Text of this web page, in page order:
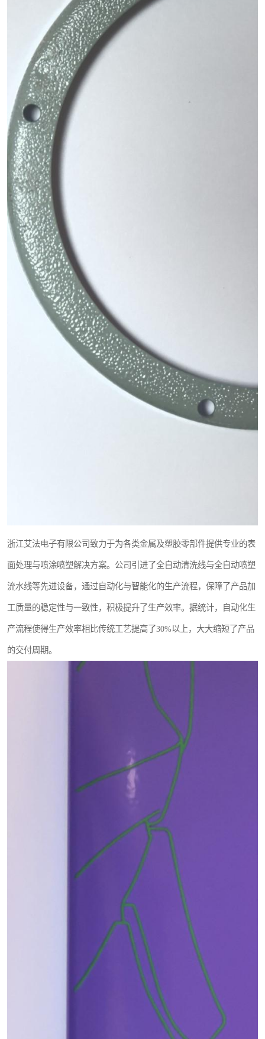
浙江艾法电子有限公司致力于为各类金属及塑胶零部件提供专业的表
面处理与喷涂喷塑解决方案。公司引进了全自动清洗线与全自动喷塑
流水线等先进设备，通过自动化与智能化的生产流程，保障了产品加
工质量的稳定性与一致性，积极提升了生产效率。据统计，自动化生
产流程使得生产效率相比传统工艺提高了30%以上，大大缩短了产品
的交付周期。